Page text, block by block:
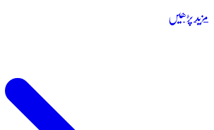
مزید پڑھیں